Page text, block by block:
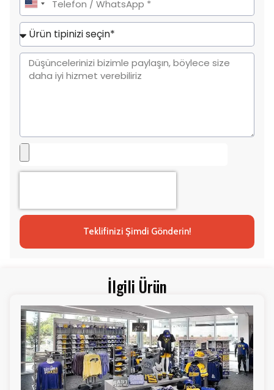
United
States
+1
Teklifinizi Şimdi Gönderin!
İlgili Ürün